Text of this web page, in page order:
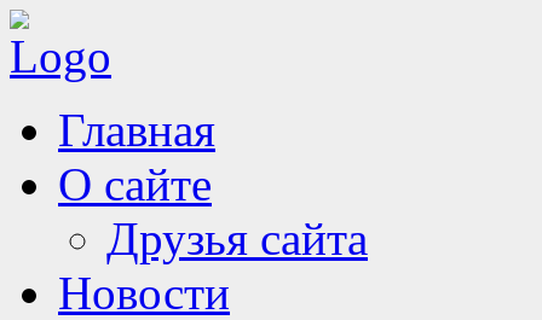
Главная
О сайте
Друзья сайта
Новости